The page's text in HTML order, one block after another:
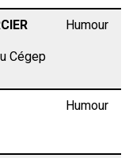
Cégep
Humour
Humour